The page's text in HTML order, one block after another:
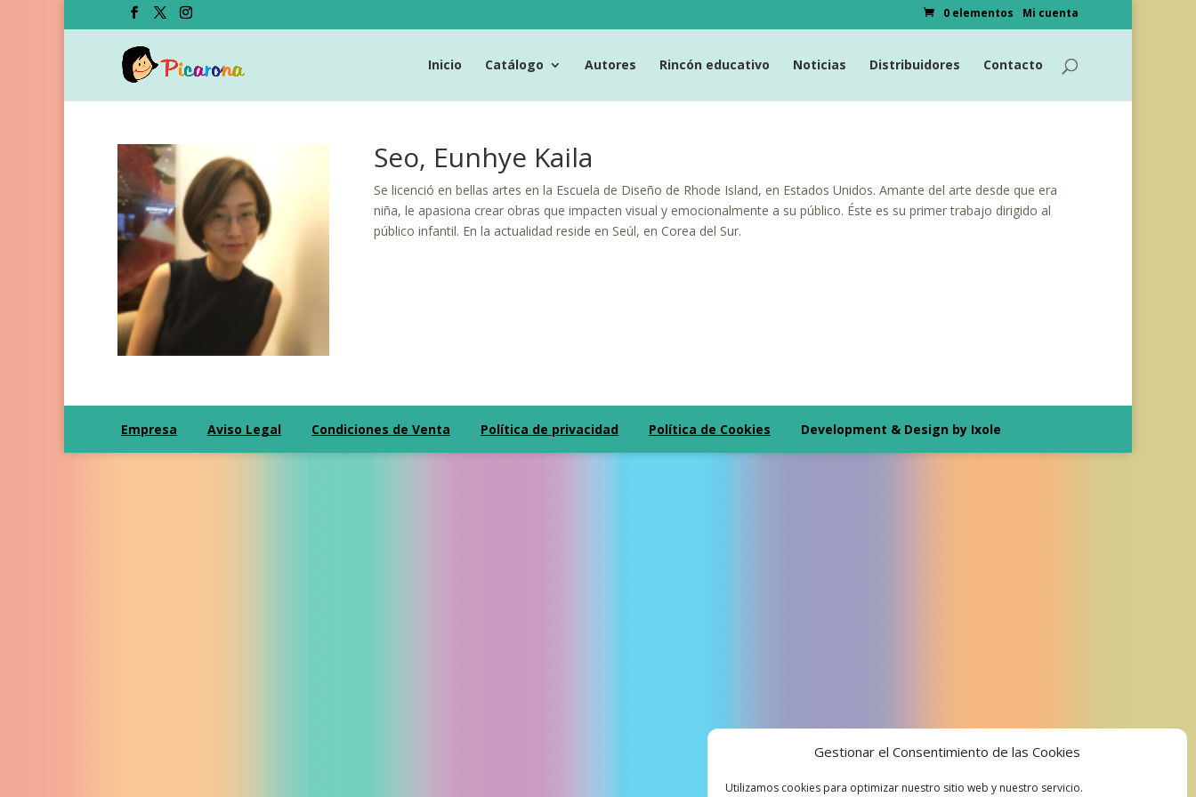
Gestionar el Consentimiento de las Cookies
Utilizamos cookies para optimizar nuestro sitio web y nuestro servicio.
Mi cuenta
0 elementos
Inicio Catálogo Autores Rincón educativo Noticias Distribuidores Contacto
Seo, Eunhye Kaila
Se licenció en bellas artes en la Escuela de Diseño de Rhode Island, en Estados Unidos. Amante del arte desde que era
niña, le apasiona crear obras que impacten visual y emocionalmente a su público. Éste es su primer trabajo dirigido al
público infantil. En la actualidad reside en Seúl, en Corea del Sur.
Empresa Aviso Legal Condiciones de Venta Política de privacidad Política de Cookies Development & Design by Ixole